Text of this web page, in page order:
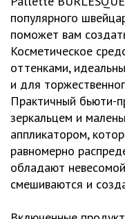
популярного
поможет вам
Косметическое
оттенками,
и для
Практичный бьюти-
зеркальцем и
аппликатором,
равномерно
обладают
смешиваются и